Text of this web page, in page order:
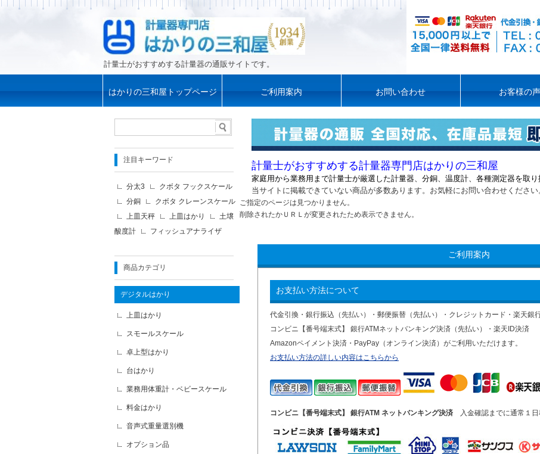
計量士がおすすめする計量器の通販サイトです。
はかりの三和屋トップページ ご利用案内 お問い合わせ お客様の声
計量士がおすすめする計量器専門店はかりの三和屋
家庭用から業務用まで計量士が厳選した計量器、 分銅、温度計、各種測定器を取り
当サイトに掲載できていない商品が多数あります。お気軽にお問い合わせください
ご指定のページは見つかりません。
削除されたかＵＲＬが変更されたため表示できません。
ご利用案内
お支払い方法について
代金引換・銀行振込（先払い）・郵便振替（先払い）・クレジットカード・楽天銀
コンビニ【番号端末式】 銀行ATMネットバンキング決済（先払い）・楽天ID決済
Amazonペイメント決済・PayPay（オンライン決済）がご利用いただけます。
お支払い方法の詳しい内容はこちらから
コンビニ【番号端末式】 銀行ATM ネットバンキング決済 入金確認までに通常１日
注目キーワード
分太3
クボタ フックスケール
分銅
クボタ クレーンスケール
上皿天秤
上皿はかり
土壌
酸度計
フィッシュアナライザ
商品カテゴリ
デジタルはかり
上皿はかり
スモールスケール
卓上型はかり
台はかり
業務用体重計・ベビースケール
料金はかり
音声式重量選別機
オプション品